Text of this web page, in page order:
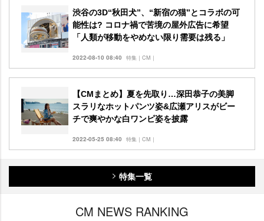
渋谷の3D“秋田犬”、“新宿の猫”とコラボの可
能性は? コロナ禍で苦境の屋外広告に希望
「人類が移動をやめない限り需要は残る」
2022-08-10 08:40 特集｜CM｜
【CMまとめ】夏を先取り…深田恭子の美脚
スラリなホットパンツ姿&広瀬アリスがビー
チで爽やかな白ワンピ姿を披露
2022-05-25 08:40 特集｜CM｜
特集一覧
CM NEWS RANKING